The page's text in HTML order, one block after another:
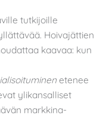
tutkijoille
Hoivajättien
kaavaa: kun
etenee
ylikansalliset
markkina-